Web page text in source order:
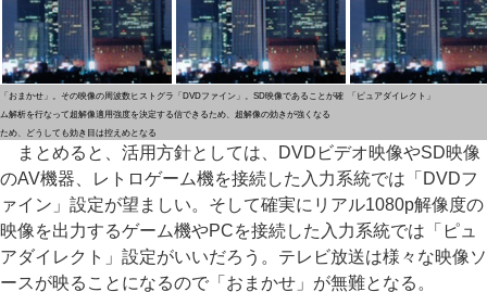
「おまかせ」。その映像の周波数ヒストグラ
ム解析を行なって超解像適用強度を決定する
ため、どうしても効き目は控えめとなる
「DVDファイン」。SD映像であることが確
信できるため、超解像の効きが強くなる
「ピュアダイレクト」
まとめると、活用方針としては、DVDビデオ映像やSD映像
のAV機器、レトロゲーム機を接続した入力系統では「DVDフ
ァイン」設定が望ましい。そして確実にリアル1080p解像度の
映像を出力するゲーム機やPCを接続した入力系統では「ピュ
アダイレクト」設定がいいだろう。テレビ放送は様々な映像ソ
ースが映ることになるので「おまかせ」が無難となる。